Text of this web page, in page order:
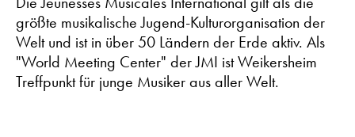
größte musikalische Jugend-Kulturorganisation der
Welt und ist in über 50 Ländern der Erde aktiv. Als
"World Meeting Center" der JMI ist Weikersheim
Treffpunkt für junge Musiker aus aller Welt.